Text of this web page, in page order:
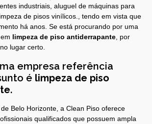
industriais, aluguel de máquinas para
de pisos vinílicos., tendo em vista que
há anos. Se está procurando por uma
limpeza de piso antiderrapante , por
lugar certo.
empresa referência
é limpeza de piso
.
Belo Horizonte, a Clean Piso oferece
qualificados que possuem ampla